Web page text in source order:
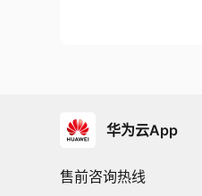
华为云App
售前咨询热线